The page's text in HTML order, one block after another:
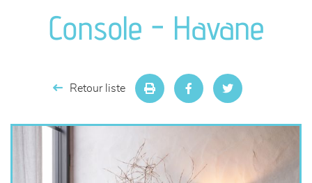
séjours
chambres et dressing
Console - Havane
Retour liste